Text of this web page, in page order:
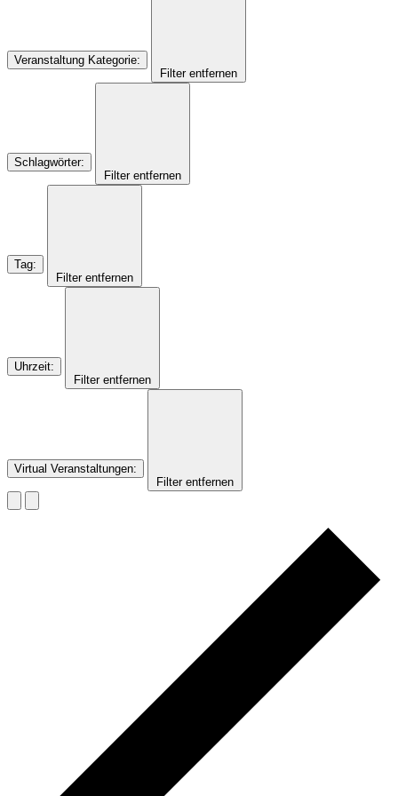
Veranstaltung Kategorie:
Filter entfernen
Schlagwörter:
Filter entfernen
Tag:
Filter entfernen
Uhrzeit:
Filter entfernen
Virtual Veranstaltungen:
Filter entfernen